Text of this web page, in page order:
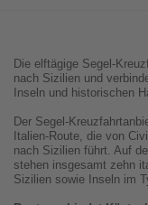
Die elftägige Segel-
nach Sizilien und
Inseln und historischen
Der Segel-
Italien-Route, die von
nach Sizilien führt. Auf
stehen insgesamt zehn
Sizilien sowie Inseln im